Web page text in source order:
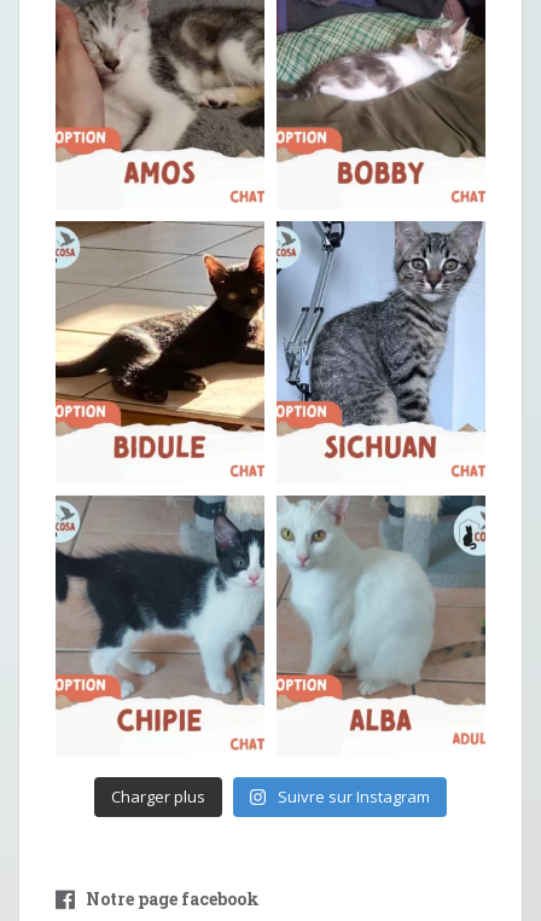
Charger plus Suivre sur Instagram
Notre page facebook